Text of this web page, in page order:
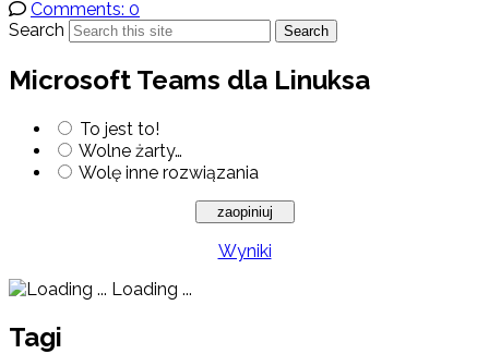
Comments: 0
Search
Search
Microsoft Teams dla Linuksa
To jest to!
Wolne żarty…
Wolę inne rozwiązania
Wyniki
Loading ...
Tagi